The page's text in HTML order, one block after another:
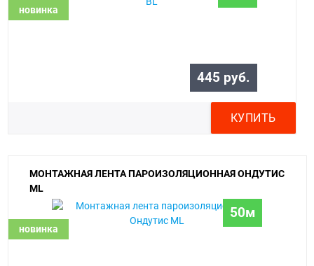
новинка
445 руб.
КУПИТЬ
новинка
МОНТАЖНАЯ ЛЕНТА ПАРОИЗОЛЯЦИОННАЯ ОНДУТИС
ML
50м